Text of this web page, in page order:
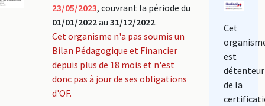
23/05/2023, couvrant la période du
01/01/2022au 31/12/2022.
Cet organisme n'a pas soumis un
Bilan Pédagogique et Financier
depuis plus de 18 mois et n'est
donc pas à jour de ses obligations
d'OF.
Cet
est
détenteur
de la